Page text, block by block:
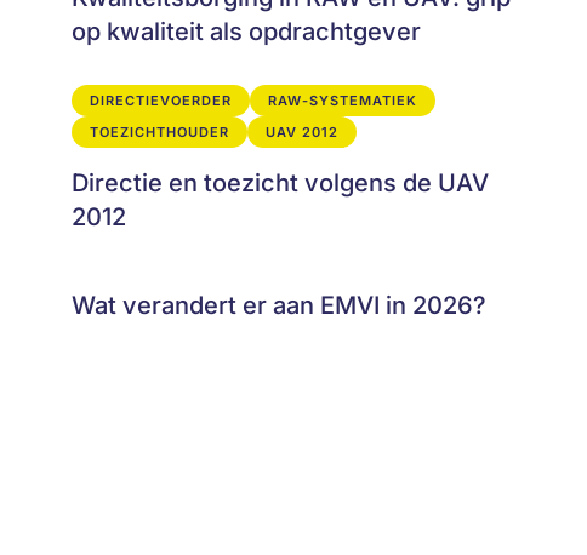
op kwaliteit als opdrachtgever
DIRECTIEVOERDER
RAW-SYSTEMATIEK
TOEZICHTHOUDER
UAV 2012
Directie en toezicht volgens de UAV
2012
Wat verandert er aan EMVI in 2026?